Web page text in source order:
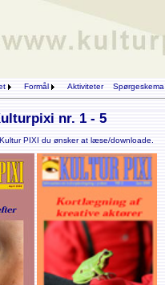
Formål Aktiviteter Spørgeskema
nr. 1 - 5
PIXI du ønsker at læse/downloade.